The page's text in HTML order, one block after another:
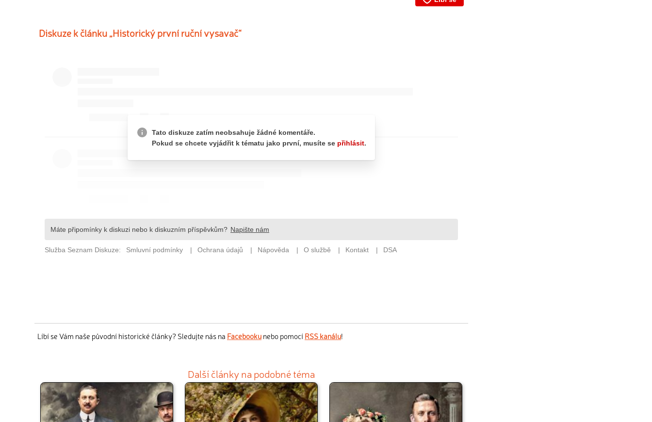
Diskuze k článku „Historický první ruční vysavač“
Líbí se Vám naše původní historické články? Sledujte nás na Facebookunebo pomocí RSS kanálu!
Další články na podobné téma